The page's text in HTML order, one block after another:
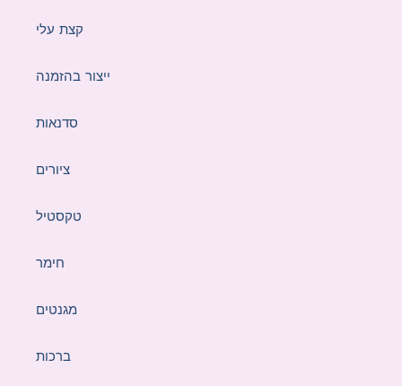
קצת עלי
ייצור בהזמנה
סדנאות
ציורים
טקסטיל
חימר
מגנטים
ברכות